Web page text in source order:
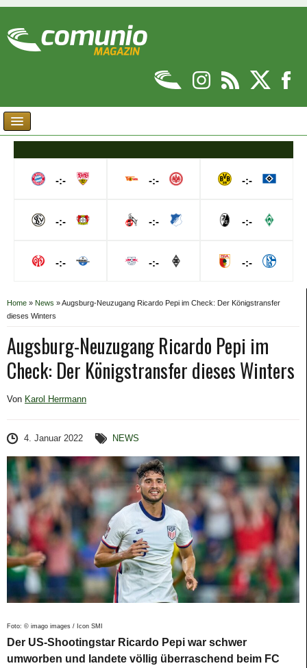
-:-
-:-
-:-
-:-
-:-
-:-
-:-
-:-
-:-
Home » News »Augsburg-Neuzugang Ricardo Pepi im Check: Der Königstransfer
dieses Winters
Augsburg-Neuzugang Ricardo Pepi im
Check: Der Königstransfer dieses Winters
Von Karol Herrmann
4. Januar 2022 NEWS
Foto: © imago images / Icon SMI
Der US-Shootingstar Ricardo Pepi war schwer
umworben und landete völlig überraschend beim FC